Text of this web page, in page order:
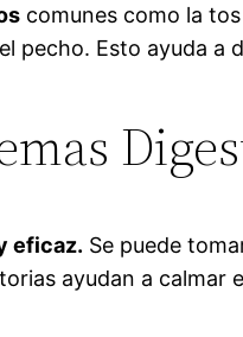
comunes como la
pecho. Esto ayuda
eficaz. Se puede
ayudan a